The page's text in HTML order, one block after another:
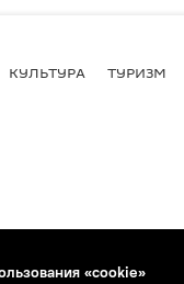
КУЛЬТУРА ТУРИЗМ
«cookie»